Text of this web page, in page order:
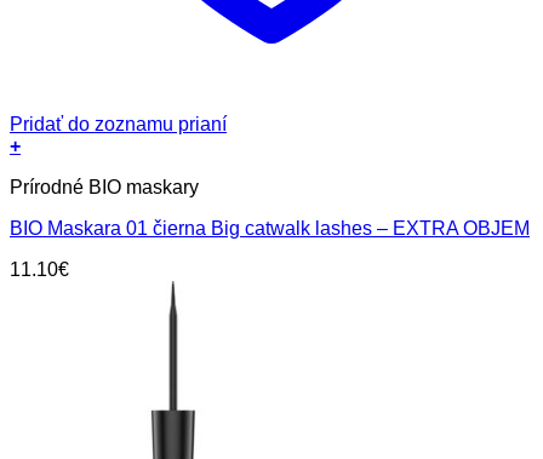
Pridať do zoznamu prianí
+
Prírodné BIO maskary
BIO Maskara 01 čierna Big catwalk lashes – EXTRA OBJEM
11.10€